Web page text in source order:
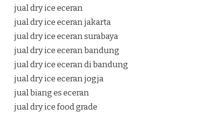
jual dry ice eceran
jual dry ice eceran jakarta
jual dry ice eceran surabaya
jual dry ice eceran bandung
jual dry ice eceran di bandung
jual dry ice eceran jogja
jual biang es eceran
jual dry ice food grade